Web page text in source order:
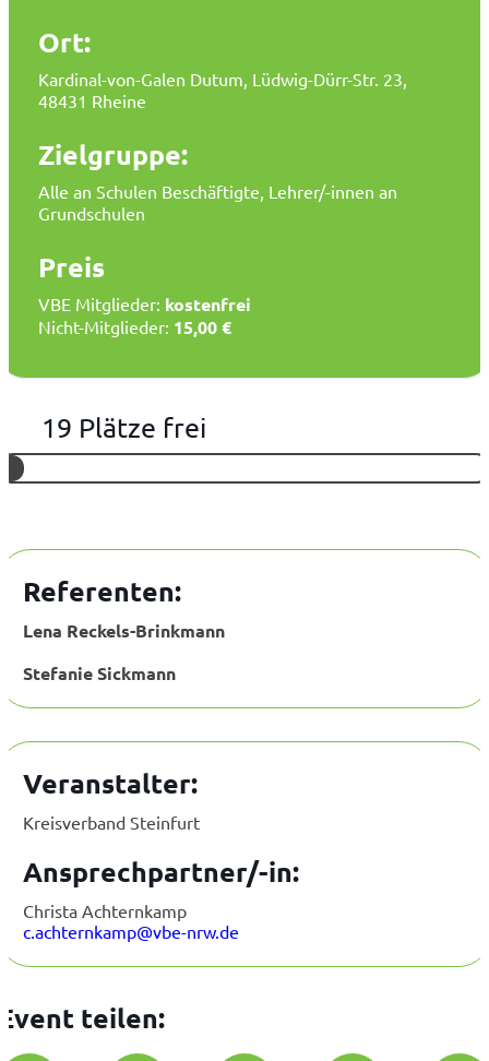
Ort:
Kardinal-von-Galen Dutum, Lüdwig-Dürr-Str. 23,
48431 Rheine
Zielgruppe:
Alle an Schulen Beschäftigte, Lehrer/-innen an
Grundschulen
Preis
VBE Mitglieder: kostenfrei
Nicht-Mitglieder: 15,00 €
19 Plätze frei
Referenten:
Lena Reckels-Brinkmann
Stefanie Sickmann
Veranstalter:
Kreisverband Steinfurt
Ansprechpartner/-in:
Christa Achternkamp
c.achternkamp@vbe-nrw.de
teilen: